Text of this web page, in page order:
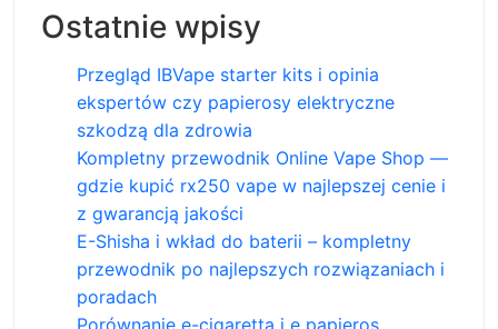
Ostatnie wpisy
Przegląd IBVape starter kits i opinia
ekspertów czy papierosy elektryczne
szkodzą dla zdrowia
Kompletny przewodnik Online Vape Shop —
gdzie kupić rx250 vape w najlepszej cenie i
z gwarancją jakości
E-Shisha i wkład do baterii – kompletny
przewodnik po najlepszych rozwiązaniach i
poradach
Porównanie e-cigaretta i e papieros